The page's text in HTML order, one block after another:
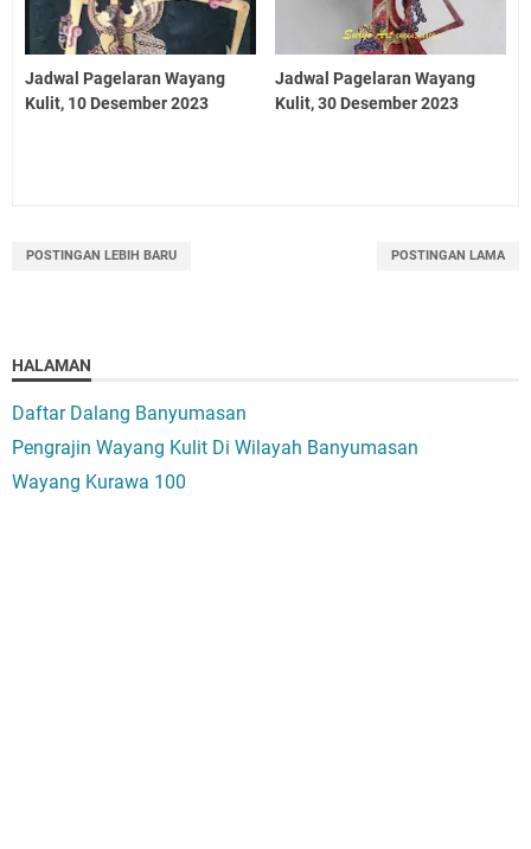
Jadwal Pagelaran Wayang
Kulit, 10 Desember 2023
Jadwal Pagelaran Wayang
Kulit, 30 Desember 2023
POSTINGAN LEBIH BARU POSTINGAN LAMA
HALAMAN
Daftar Dalang Banyumasan
Pengrajin Wayang Kulit Di Wilayah Banyumasan
Wayang Kurawa 100